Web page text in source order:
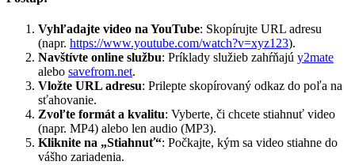
Vyhľadajte video na YouTube: Skopírujte URL adresu
(napr. https://www.youtube.com/watch?v=xyz123).
Navštívte online službu: Príklady služieb zahŕňajú y2mate
alebo savefrom.net.
Vložte URL adresu: Prilepte skopírovaný odkaz do poľa na
sťahovanie.
Zvoľte formát a kvalitu: Vyberte, či chcete stiahnuť video
(napr. MP4) alebo len audio (MP3).
Kliknite na „Stiahnuť“: Počkajte, kým sa video stiahne do
vášho zariadenia.